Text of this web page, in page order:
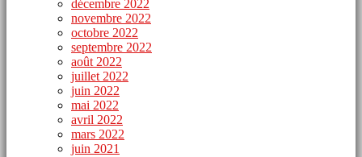
décembre 2022
novembre 2022
octobre 2022
septembre 2022
août 2022
juillet 2022
juin 2022
mai 2022
avril 2022
mars 2022
juin 2021